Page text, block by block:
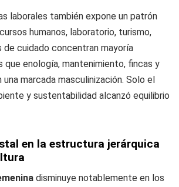
laborales también expone un patrón
humanos, laboratorio, turismo,
de cuidado concentran mayoría
que enología, mantenimiento, fincas y
marcada masculinización. Solo el
y sustentabilidad alcanzó equilibrio
en la estructura jerárquica
disminuye notablemente en los